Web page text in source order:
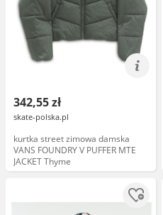
342,55 zł
skate-polska.pl
kurtka street zimowa damska
VANS FOUNDRY V PUFFER MTE
JACKET Thyme